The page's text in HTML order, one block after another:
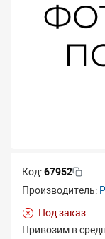
Код:67952
Производитель:
Под заказ
Привозим в